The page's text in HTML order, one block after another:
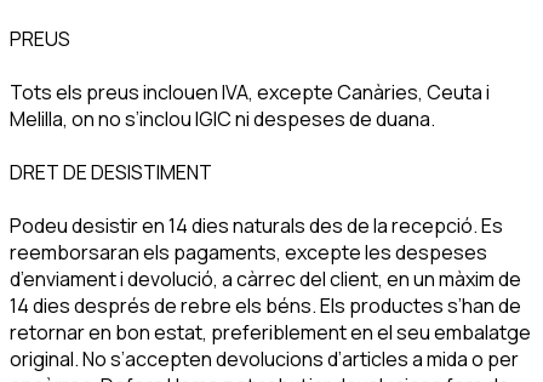
PREUS
Tots els preus inclouen IVA, excepte Canàries, Ceuta i
Melilla, on no s’inclou IGIC ni despeses de duana.
DRET DE DESISTIMENT
Podeu desistir en 14 dies naturals des de la recepció. Es
reemborsaran els pagaments, excepte les despeses
d’enviament i devolució, a càrrec del client, en un màxim de
14 dies després de rebre els béns. Els productes s’han de
retornar en bon estat, preferiblement en el seu embalatge
original. No s’accepten devolucions d’articles a mida o per